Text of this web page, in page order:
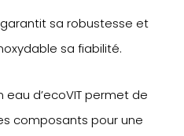
sa robustesse et
sa fiabilité.
d’ecoVIT permet de
composants pour une